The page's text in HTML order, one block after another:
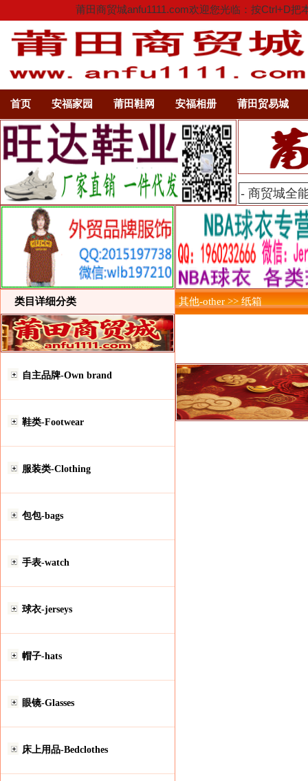
莆田商贸城anfu1111.com欢迎您光临：按Ctrl+D
首页 安福家园 莆田鞋网 安福相册 莆田贸易城
类目详细分类
自主品牌-Own brand
鞋类-Footwear
服装类-Clothing
包包-bags
手表-watch
球衣-jerseys
帽子-hats
眼镜-Glasses
床上用品-Bedclothes
其他-other >> 纸箱